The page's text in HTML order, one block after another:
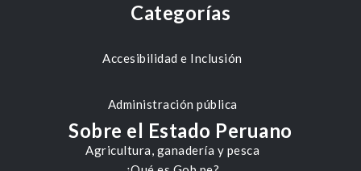
Categorías
Accesibilidad e Inclusión
Administración pública
Agricultura, ganadería y pesca
Sobre el Estado Peruano